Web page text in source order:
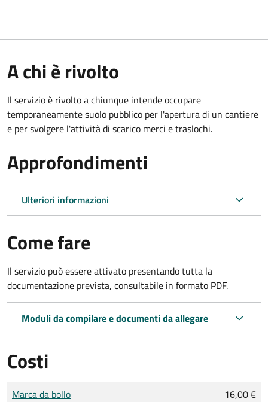
A chi è rivolto
Il servizio è rivolto a chiunque intende occupare
temporaneamente suolo pubblico per l'apertura di un cantiere
e per svolgere l'attività di scarico merci e traslochi.
Approfondimenti
Ulteriori informazioni
Come fare
Il servizio può essere attivato presentando tutta la
documentazione prevista, consultabile in formato PDF.
Moduli da compilare e documenti da allegare
Costi
Tipo di pagamento
Importo
Marca da bollo 16,00 €